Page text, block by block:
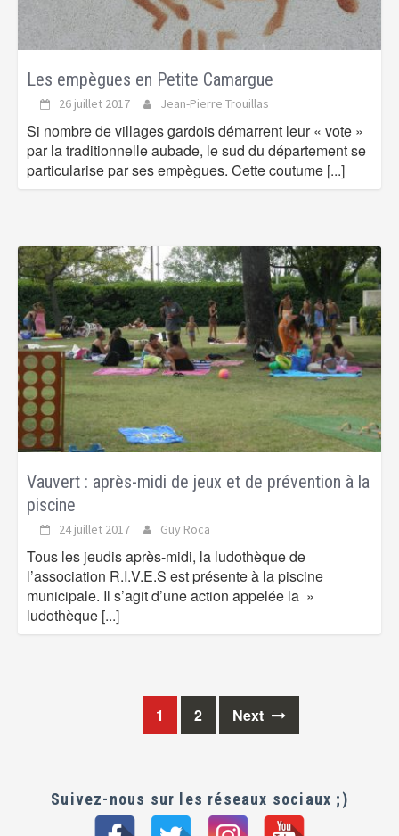
Les empègues en Petite Camargue
26 juillet 2017 Jean-Pierre Trouillas
Si nombre de villages gardois démarrent leur « vote »
par la traditionnelle aubade, le sud du département se
particularise par ses empègues. Cette coutume [...]
Vauvert : après-midi de jeux et de prévention à la
piscine
24 juillet 2017 Guy Roca
Tous les jeudis après-midi, la ludothèque de
l’association R.I.V.E.S est présente à la piscine
municipale. Il s’agit d’une action appelée la »
ludothèque [...]
1 2 Next
Suivez-nous sur les réseaux sociaux ;)